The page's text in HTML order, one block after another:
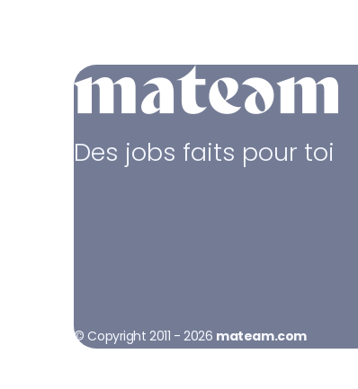
Des jobs faits pour toi
© Copyright 2011 - 2026 mateam.com